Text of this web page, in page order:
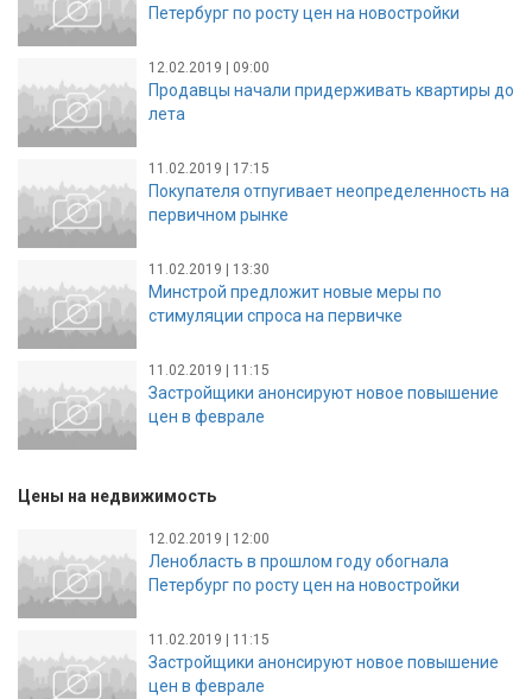
Петербург по росту цен на новостройки
12.02.2019 | 09:00
Продавцы начали придерживать квартиры до
лета
11.02.2019 | 17:15
Покупателя отпугивает неопределенность на
первичном рынке
11.02.2019 | 13:30
Минстрой предложит новые меры по
стимуляции спроса на первичке
11.02.2019 | 11:15
Застройщики анонсируют новое повышение
цен в феврале
Цены на недвижимость
12.02.2019 | 12:00
Ленобласть в прошлом году обогнала
Петербург по росту цен на новостройки
11.02.2019 | 11:15
Застройщики анонсируют новое повышение
цен в феврале